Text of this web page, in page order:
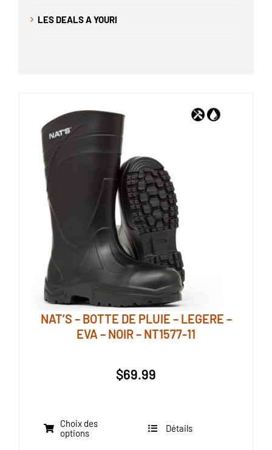
LES DEALS A YOURI
NAT’S – BOTTE DE PLUIE – LEGERE –
EVA – NOIR – NT1577-11
$69.99
Choix des
options
Détails